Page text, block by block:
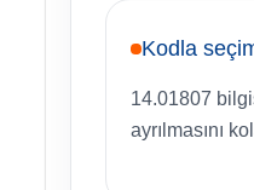
Kodla
14.01807
ayrılmasını